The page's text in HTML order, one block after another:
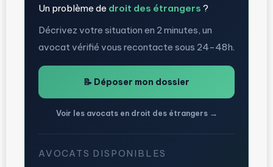
Un problème de droit des étrangers ?
Décrivez votre situation en 2 minutes, un
avocat vérifié vous recontacte sous 24-48h.
📝 Déposer mon dossier
Voir les avocats en droit des étrangers →
AVOCATS DISPONIBLES